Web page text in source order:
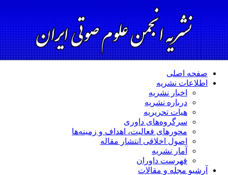
صفحه اصلی
اطلاعات نشریه
اخبار نشریه
درباره نشریه
هیات تحریریه
سرگروه‌های داوری
محورهای فعالیت، اهداف و زمینه‌ها
اصول اخلاقی انتشار مقاله
آمار نشریه
فهرست داوران
آرشیو مجله و مقالات